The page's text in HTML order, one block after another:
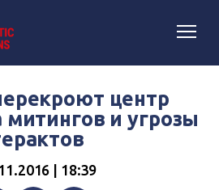
центр
митингов и угрозы
| 18:39